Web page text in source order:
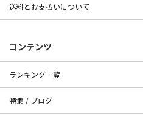
送料とお支払いについて
コンテンツ
ランキング一覧
特集 / ブログ